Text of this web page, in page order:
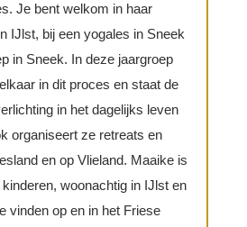
Je bent welkom in haar
IJlst, bij een yogales in Sneek
in Sneek. In deze jaargroep
in dit proces en staat de
in het dagelijks leven
organiseert ze retreats en
en op Vlieland. Maaike is
woonachtig in IJlst en
vinden op en in het Friese